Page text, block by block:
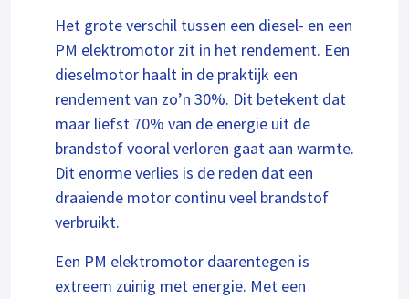
Het grote verschil tussen een diesel- en een
PM elektromotor zit in het rendement. Een
dieselmotor haalt in de praktijk een
rendement van zo’n 30%. Dit betekent dat
maar liefst 70% van de energie uit de
brandstof vooral verloren gaat aan warmte.
Dit enorme verlies is de reden dat een
draaiende motor continu veel brandstof
verbruikt.
Een PM elektromotor daarentegen is
extreem zuinig met energie. Met een